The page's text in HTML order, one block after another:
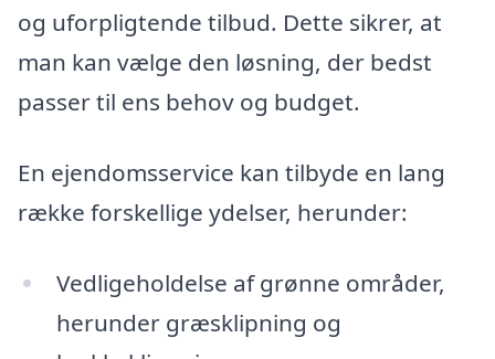
og uforpligtende tilbud. Dette sikrer, at
man kan vælge den løsning, der bedst
passer til ens behov og budget.
En ejendomsservice kan tilbyde en lang
række forskellige ydelser, herunder:
Vedligeholdelse af grønne områder,
herunder græsklipning og